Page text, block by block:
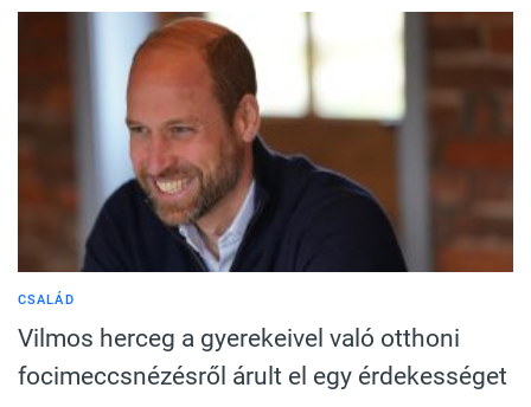
CSALÁD
Vilmos herceg a gyerekeivel való otthoni
focimeccsnézésről árult el egy érdekességet